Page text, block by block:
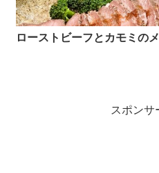
ローストビーフとカモミの
スポンサ